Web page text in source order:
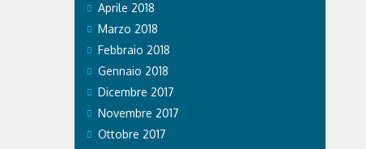
Aprile 2018
Marzo 2018
Febbraio 2018
Gennaio 2018
Dicembre 2017
Novembre 2017
Ottobre 2017